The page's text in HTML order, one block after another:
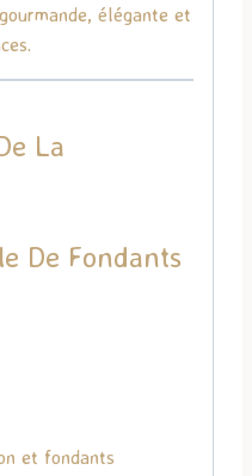
élégante et
La
De Fondants
et fondants